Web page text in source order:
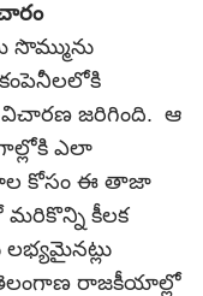
జరిగింది. ఆ
ఎలా
కోసం ఈ తాజా
మరికొన్ని కీలక
తెలంగాణ రాజకీయాల్లో